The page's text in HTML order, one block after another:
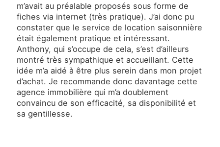
m’avait au préalable proposés sous forme de
fiches via internet (très pratique). J’ai donc pu
constater que le service de location saisonnière
était également pratique et intéressant.
Anthony, qui s’occupe de cela, s’est d’ailleurs
montré très sympathique et accueillant. Cette
idée m’a aidé à être plus serein dans mon projet
d’achat. Je recommande donc davantage cette
agence immobilière qui m’a doublement
convaincu de son efficacité, sa disponibilité et
sa gentillesse.